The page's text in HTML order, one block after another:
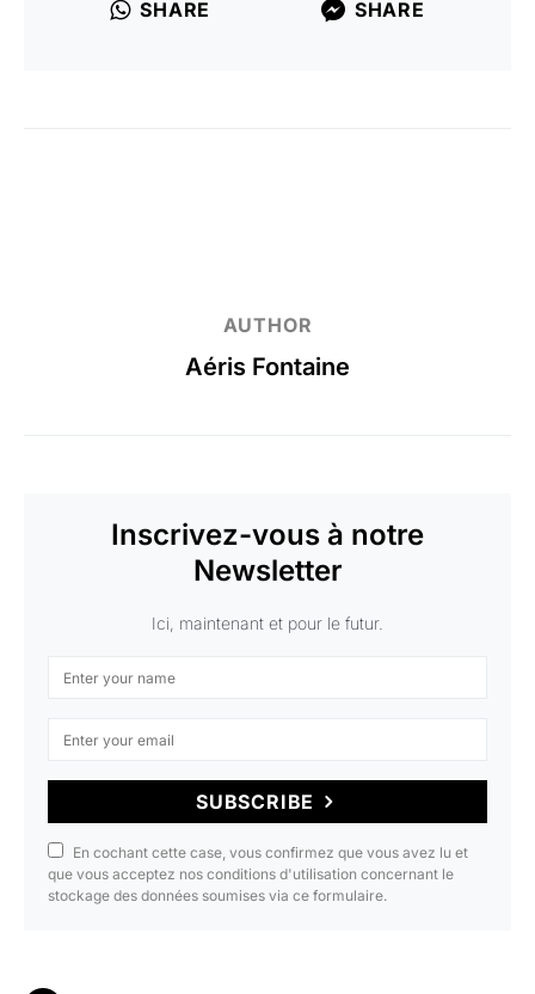
SHARE SHARE
AUTHOR
Aéris Fontaine
Inscrivez-vous à notre
Newsletter
Ici, maintenant et pour le futur.
SUBSCRIBE
En cochant cette case, vous confirmez que vous avez lu et
que vous acceptez nos conditions d'utilisation concernant le
stockage des données soumises via ce formulaire.